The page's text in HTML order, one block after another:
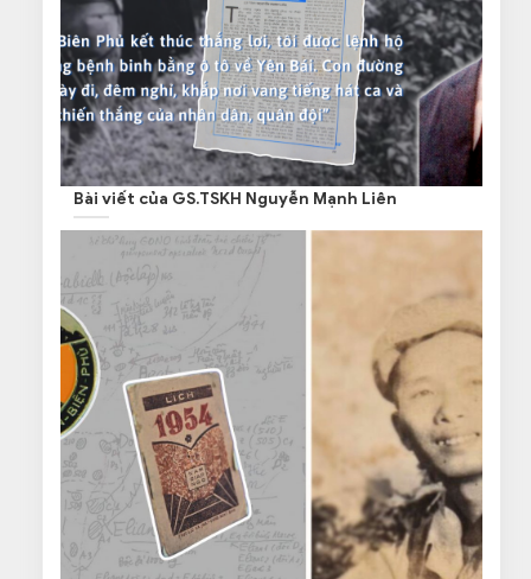
Bài viết của GS.TSKH Nguyễn Mạnh Liên